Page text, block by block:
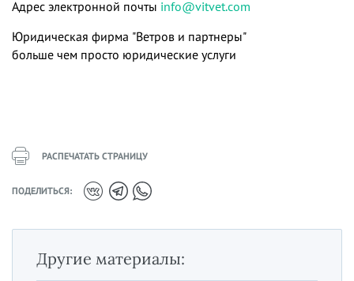
Адрес электронной почты info@vitvet.com
Юридическая фирма "Ветров и партнеры"
больше чем просто юридические услуги
РАСПЕЧАТАТЬ СТРАНИЦУ
ПОДЕЛИТЬСЯ:
Другие материалы: